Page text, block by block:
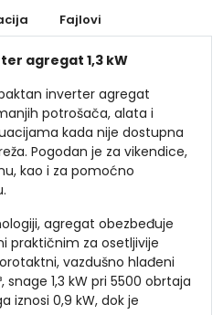
Fajlovi
agregat 1,3 kW
inverter agregat
potrošača, alata i
kada nije dostupna
Pogodan je za vikendice,
kao i za pomoćno
agregat obezbeđuje
praktičnim za osetljivije
vazdušno hlađeni
1,3 kW pri 5500 obrtaja
iznosi 0,9 kW, dok je